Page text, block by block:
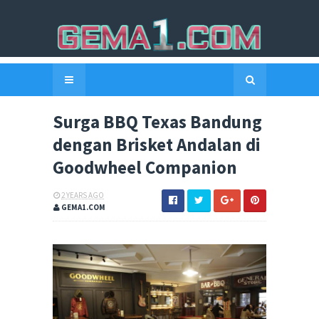
Surga BBQ Texas Bandung
dengan Brisket Andalan di
Goodwheel Companion
2 YEARS AGO
GEMA1.COM